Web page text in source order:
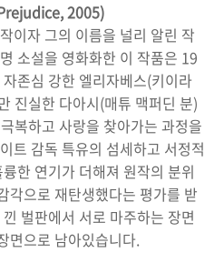
2005)
이자 그의 이름을 널리 알린 작
소설을 영화화한 이 작품은 19
존심 강한 엘리자베스(키이라
진실한 다아시(매튜 맥퍼딘 분)
복하고 사랑을 찾아가는 과정을
트 감독 특유의 섬세하고 서정적
한 연기가 더해져 원작의 분위
각으로 재탄생했다는 평가를 받
벌판에서 서로 마주하는 장면
면으로 남아있습니다.